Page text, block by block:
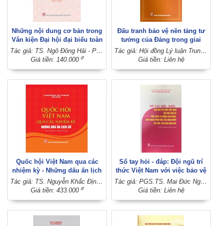
Những nội dung cơ bản trong
Văn kiện Đại hội đại biểu toàn
quốc lần thứ XIV của Đảng -
Hỏi và đáp
Tác giả: TS. Ngô Đông Hải - PGS.TS. Vũ Trọng Lâm (Đồng chủ biên)
Giá tiền: 140.000 đ
Đấu tranh bảo vệ nền tảng tư
tưởng của Đảng trong giai
đoạn mới
Tác giả: Hội đồng Lý luận Trung ương
Giá tiền: Liên hệ
Quốc hội Việt Nam qua các
nhiệm kỳ - Những dấu ấn lịch
sử (Xuất bản lần thứ hai, có
chỉnh sửa, bổ sung)
Tác giả: TS. Nguyễn Khắc Định - PGS.TS. Vũ Trọng Lâm (Đồng chủ biên)
Giá tiền: 433.000 đ
Sổ tay hỏi - đáp: Đội ngũ trí
thức Việt Nam với việc bảo vệ
nền tảng tư tưởng của Đảng,
đấu tranh phản bác các quan
hành nội bộ)
Tác giả: PGS.TS. Mai Đức Ngọc (Chủ biên)
Giá tiền: Liên hệ